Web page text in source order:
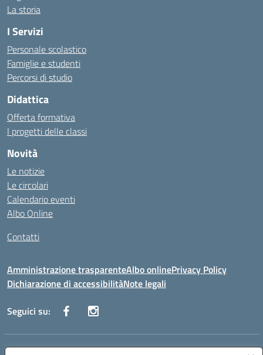
La storia
I Servizi
Personale scolastico
Famiglie e studenti
Percorsi di studio
Didattica
Offerta formativa
I progetti delle classi
Novità
Le notizie
Le circolari
Calendario eventi
Albo Online
Contatti
Amministrazione trasparenteAlbo onlinePrivacy Policy
Dichiarazione di accessibilitàNote legali
Seguici su:
Indirizzo: